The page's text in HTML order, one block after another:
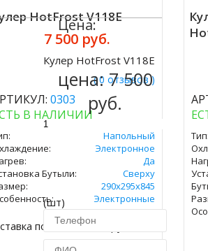
HotFrost V118E
( 0 отзывов )
0303
В НАЛИЧИИ
Напольный
Электронное
Да
Бутыли:
Сверху
290х295х845
Электронные
по Москве 450 руб.
Цена:
7 500 руб.
Кулер HotFrost V118E
цена:7 500
руб.
(шт)
Тип: